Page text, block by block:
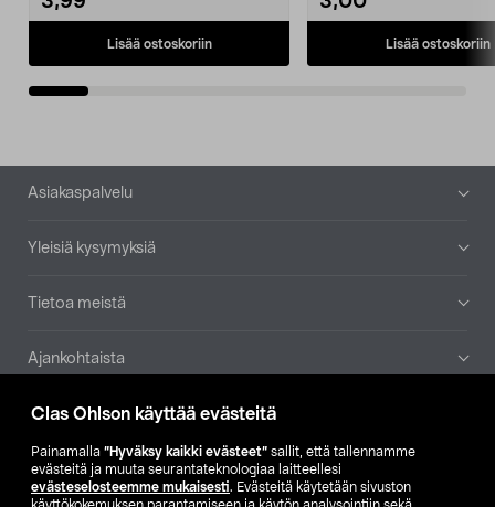
Clas Ohlson käyttää evästeitä
Painamalla ”Hyväksy kaikki evästeet” sallit, että tallennamme
evästeitä ja muuta seurantateknologiaa laitteellesi
evästeselosteemme mukaisesti. Evästeitä käytetään sivuston
Lisää ostoskoriin Lisää ostoskoriin
Alatunniste
Asiakaspalvelu
Yleisiä kysymyksiä
Tietoa meistä
Ajankohtaista
Muut yrityksemme
Etsi myymälä